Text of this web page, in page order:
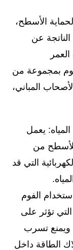
الأسطح،
عن
بمجموعة من
المباني،
يعمل
من
التي قد
الفوم
تؤثر على
تسرب
الطاقة داخل